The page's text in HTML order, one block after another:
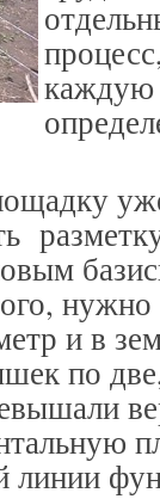
каждую
и в
по